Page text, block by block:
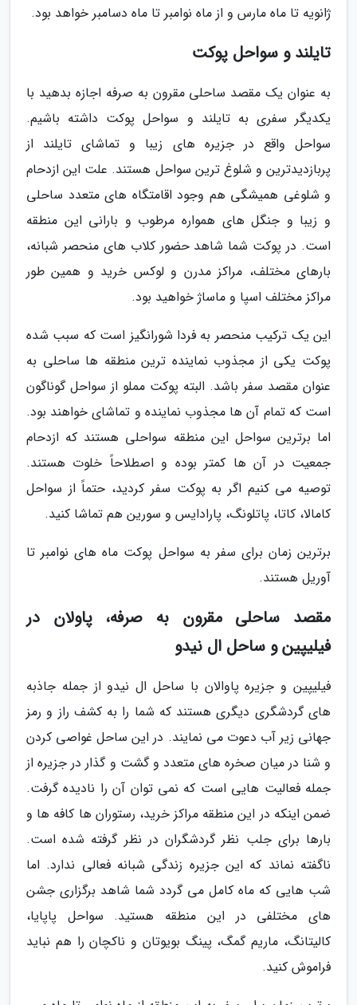
ژانویه تا ماه مارس و از ماه نوامبر تا ماه دسامبر خواهد بود.
تایلند و سواحل پوکت
به عنوان یک مقصد ساحلی مقرون به صرفه اجازه بدهید با
یکدیگر سفری به تایلند و سواحل پوکت داشته باشیم.
سواحل واقع در جزیره های زیبا و تماشای تایلند از
پربازدیدترین و شلوغ ترین سواحل هستند. علت این ازدحام
و شلوغی همیشگی هم وجود اقامتگاه های متعدد ساحلی
و زیبا و جنگل های همواره مرطوب و بارانی این منطقه
است. در پوکت شما شاهد حضور کلاب های منحصر شبانه،
بارهای مختلف، مراکز مدرن و لوکس خرید و همین طور
مراکز مختلف اسپا و ماساژ خواهید بود.
این یک ترکیب منحصر به فردا شورانگیز است که سبب شده
پوکت یکی از مجذوب نماینده ترین منطقه ها ساحلی به
عنوان مقصد سفر باشد. البته پوکت مملو از سواحل گوناگون
است که تمام آن ها مجذوب نماینده و تماشای خواهند بود.
اما برترین سواحل این منطقه سواحلی هستند که ازدحام
جمعیت در آن ها کمتر بوده و اصطلاحاً خلوت هستند.
توصیه می کنیم اگر به پوکت سفر کردید، حتماً از سواحل
کامالا، کاتا، پاتلونگ، پارادایس و سورین هم تماشا کنید.
برترین زمان برای سفر به سواحل پوکت ماه های نوامبر تا
آوریل هستند.
مقصد ساحلی مقرون به صرفه، پاولان در
فیلیپین و ساحل ال نیدو
فیلیپین و جزیره پاوالان با ساحل ال نیدو از جمله جاذبه
های گردشگری دیگری هستند که شما را به کشف راز و رمز
جهانی زیر آب دعوت می نمایند. در این ساحل غواصی کردن
و شنا در میان صخره های متعدد و گشت و گذار در جزیره از
جمله فعالیت هایی است که نمی توان آن را نادیده گرفت.
ضمن اینکه در این منطقه مراکز خرید، رستوران ها کافه ها و
بارها برای جلب نظر گردشگران در نظر گرفته شده است.
ناگفته نماند که این جزیره زندگی شبانه فعالی ندارد. اما
شب هایی که ماه کامل می گردد شما شاهد برگزاری جشن
های مختلفی در این منطقه هستید. سواحل پاپایا،
کالیتانگ، ماریم گمگ، پینگ بویوتان و ناکچان را هم نباید
فراموش کنید.